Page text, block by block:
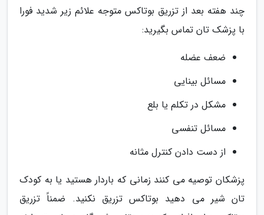
چند هفته بعد از تزریق بوتاکس متوجه علائم زیر شدید فورا
با پزشک تان تماس بگیرید:
ضعف عضله
مسائل بینایی
مشکل در تکلم یا بلع
مسائل تنفسی
از دست دادن کنترل مثانه
پزشکان توصیه می کنند زمانی که باردار هستید یا به کودک
تان شیر می دهید بوتاکس تزریق نکنید. ضمناً تزریق